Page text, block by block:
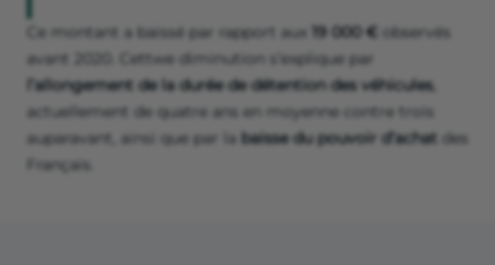
Ce montant a baissé par rapport aux 19 000 €
observés
avant 2020. Cettwe diminution s’explique par
l’allongement de la durée de détention des véhicules,
actuellement de quatre ans en moyenne contre trois
auparavant, ainsi que par la baisse du pouvoir d’achat des
Français.